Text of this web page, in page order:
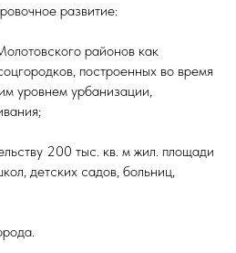
развитие:
районов как
построенных во время
уровнем урбанизации,
200 тыс. кв. м жил. площади
детских садов, больниц,